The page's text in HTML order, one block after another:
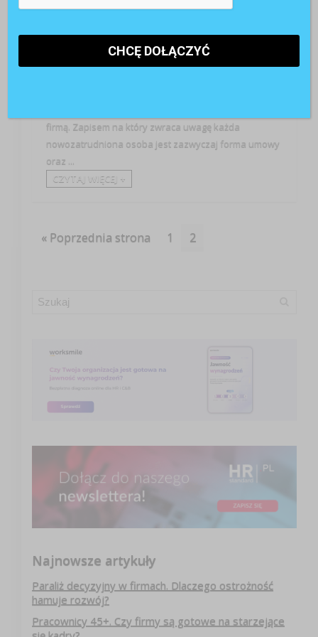
Analityka HR Know How Prawo pracy
Pressroom
Symbolicznym początkiem nowego doświadczenia
firmą. Zapisem na który zwraca uwagę każda
nowozatrudniona osoba jest zazwyczaj forma umowy
oraz ...
CZYTAJ WIĘCEJ +
« Poprzednia strona 1 2
Najnowsze artykuły
Paraliż decyzyjny w firmach. Dlaczego ostrożność
hamuje rozwój?
Pracownicy 45+. Czy firmy są gotowe na starzejące